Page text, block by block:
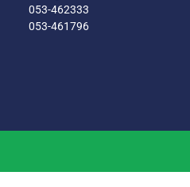
053-462333
053-461796